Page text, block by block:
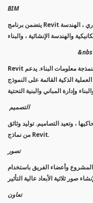
BIM
يتضمن برنامج Revit لنمذجة معلومات البناء ميزات التصميم المعماري ، الهندسة
&nbs
Revit هو برنامج لنمذجة معلومات البناء. يدعم Revit عملية تصميم متعدد التخصصات
الذكية القائمة على النموذج
التصميم
، وتعيد التصاميم. توليد وثائق
من نماذج Revit.
تصور
وأعضاء الفريق باستخدام
تعاون